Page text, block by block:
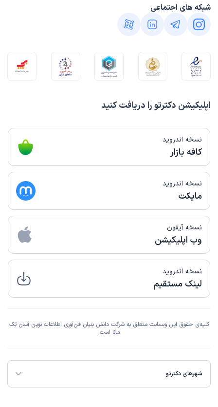
اپلیکیشن دکترتو را دریافت کنید
نسخه اندروید
کافه بازار
نسخه اندروید
مایکت
نسخه آیفون
وب اپلیکیشن
نسخه اندروید
لینک مستقیم
شبکه های اجتماعی
کلیه‌ی حقوق این وبسایت متعلق به شرکت دانش بنیان فن‌آوری اطلاعات نوین آسان تِک
مانا است.
شهرهای دکترتو